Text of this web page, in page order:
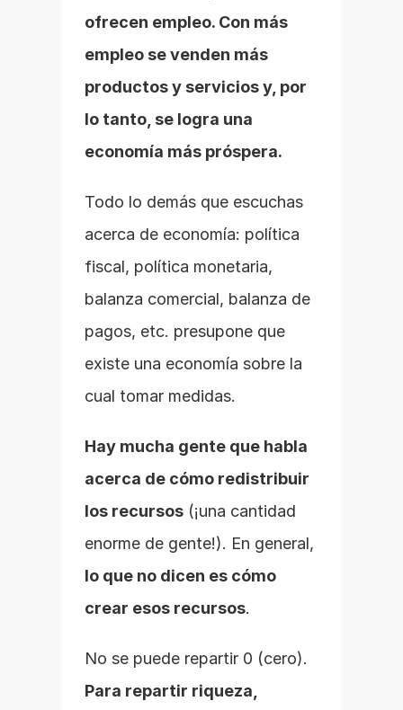
ofrecen empleo. Con más
empleo se venden más
productos y servicios y, por
lo tanto, se logra una
economía más próspera.
Todo lo demás que escuchas
acerca de economía: política
fiscal, política monetaria,
balanza comercial, balanza de
pagos, etc. presupone que
existe una economía sobre la
cual tomar medidas.
Hay mucha gente que habla
acerca de cómo redistribuir
los recursos (¡una cantidad
lo que no dicen es cómo
crear esos recursos.
Para repartir riqueza,